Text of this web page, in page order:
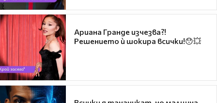
Ариана Гранде изчезва?!
Решението ѝ шокира всички!😯💥